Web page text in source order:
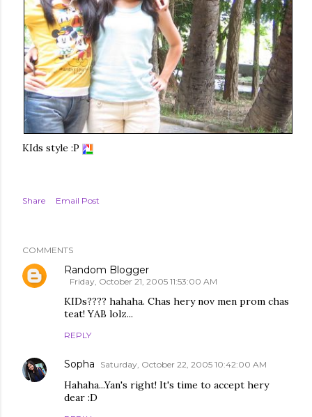
KIds style :P
Share Email Post
COMMENTS
Random Blogger
Friday, October 21, 2005 11:53:00 AM
KIDs???? hahaha. Chas hery nov men prom chas
teat! YAB lolz...
REPLY
Sopha Saturday, October 22, 2005 10:42:00 AM
Hahaha...Yan's right! It's time to accept hery
dear :D